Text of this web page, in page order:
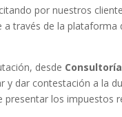
por nuestros
través de la plataforma
desde
dar contestación a la
los impuestos